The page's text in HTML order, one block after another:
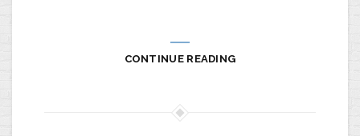
CONTINUE READING